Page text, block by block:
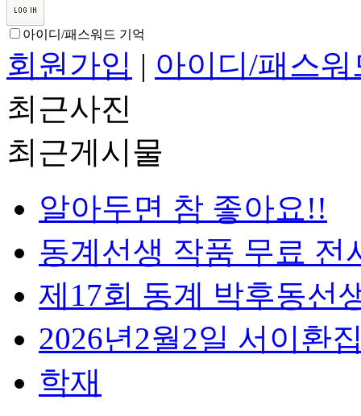
아이디/패스워드 기억
회원가입 | 아이디/패스
최근사진
최근게시물
알아두면 참 좋아요!!
동계선생 작품 무료 전
제17회 동계 박후동선
2026년2월2일 서이환
학재